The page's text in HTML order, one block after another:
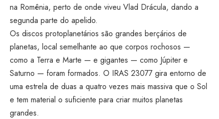
na Romênia, perto de onde viveu Vlad Drácula, dando a
segunda parte do apelido.
Os discos protoplanetários são grandes berçários de
planetas, local semelhante ao que corpos rochosos —
como a Terra e Marte — e gigantes — como Júpiter e
Saturno — foram formados. O IRAS 23077 gira entorno de
uma estrela de duas a quatro vezes mais massiva que o Sol
e tem material o suficiente para criar muitos planetas
grandes.